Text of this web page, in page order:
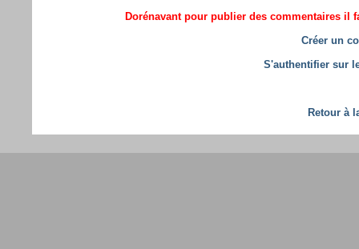
Dorénavant pour publier des commentaires il
Créer un
S'authentifier sur
Retour à